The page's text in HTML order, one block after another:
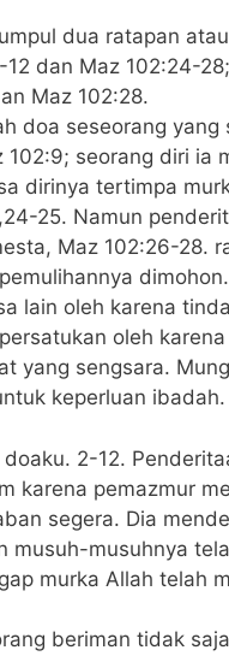
dua ratapan
12 dan Maz 102:24-
Maz 102:28.
doa seseorang
102:9; seorang diri ia
dirinya tertimpa
25. Namun
Maz 102:26-28.
lain oleh karena
oleh
yang sengsara.
keperluan ibadah.
2-12.
karena pemazmur
segera. Dia
musuh-musuhnya
murka Allah telah
beriman tidak